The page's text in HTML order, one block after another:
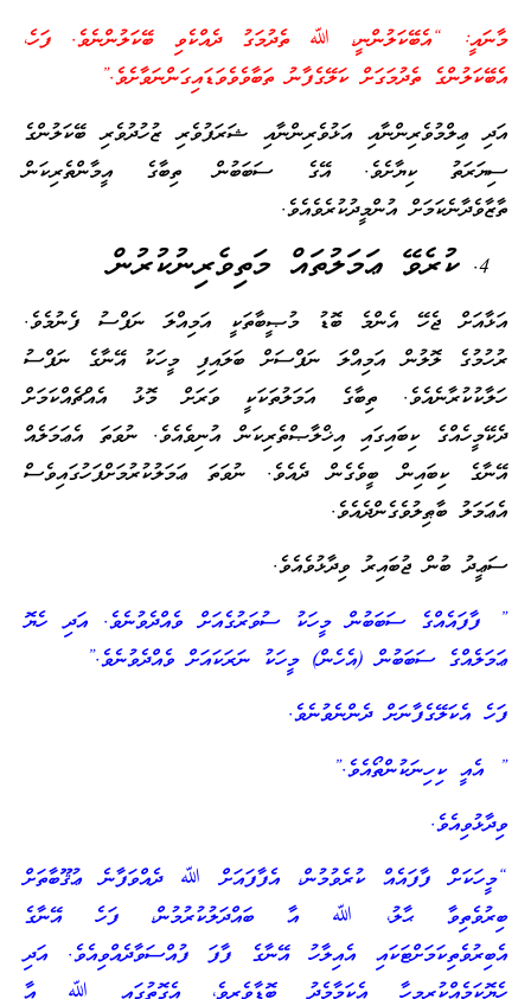
މާނައީ: “އެބޭކަލުންނީ، ﷲ ތެދުމަގު ދެއްކެވި ބޭކަލުންނެވެ. ފަހެ،
އެބޭކަލުންގެ ތެދުމަގަށް ކަލޭގެފާނު ތަބާވެވެވަޑައިގަންނަވާށެވެ.”
އަދި ޢިލްމުވެރިންނާއި އަޅުވެރިންނާއި ޝަރަފުވެރި ޒުހުދުވެރި ބޭކަލުންގެ
ސިޔަރަތު ކިޔާށެވެ. އޭގެ ސަބަބުން ތިބާގެ އީމާންތެރިކަން
ތާޒާވެދާނެކަމަށް އުންމީދުކުރެވެއެވެ.
ކުރެވޭ ޢަމަލުތައް މަތިވެރިނުކުރުން
އަޅާއަށް ޖެހޭ އެންމެ ބޮޑު މުޞީބާތަކީ އަމިއްލަ ނަފްސު ފެނުމެވެ.
ރުހުމުގެ ލޮލުން އަމިއްލަ ނަފްސަށް ބަލައިފި މީހަކު އޭނާގެ ނަފްސު
ހަލާކުކުރާނެއެވެ. ތިބާގެ އަމަލުތަކަކީ ވަރަށް މޮޅު އެއްޗެއްކަމަށް
ދެކޭމީހެއްގެ ކިބައިގައި އިޚްލާޞްތެރިކަން އުނިވެއެވެ. ނުވަތަ އެޢަމަލެއް
އޭނާގެ ކިބައިން ބީވެގެން ދެއެވެ. ނުވަތަ ޢަމަލުކުރުމަށްފަހުގައިވެސް
އެޢަމަލު ބާޠިލުވެގެންދެއެވެ.
ސަޢީދު ބުން ޖުބައިރު ވިދާޅުވެއެވެ.
” ފާފައެއްގެ ސަބަބުން މީހަކު ސުވަރުގެއަށް ވެއްދެވުނެވެ. އަދި ހެޔޮ
ޢަމަލެއްގެ ސަބަބުން (އެހެން) މީހަކު ނަރަކައަށް ވެއްދެވުނެވެ.”
ފަހެ އެކަލޭގެފާނަށް ދެންނެވުނެވެ.
” އެއީ ކިހިނަކުންތޯއެވެ.”
ވިދާޅުވިއެވެ.
“މީހަކަށް ފާފައެއް ކުރެވުމުން، އެފާފައަށް ﷲ ދެއްވަފާނެ ޢުޤޫބާތަށް
ބިރުވެތިވާ ޙާލު، ﷲ އާ ބައްދަލުކުރުމުން، ފަހެ އޭނާގެ
އެބިރުވެތިކަމަށްޓަކައި އެއިލާހު އޭނާގެ ފާފަ ފުއްސަވާދެއްވިއެވެ. އަދި